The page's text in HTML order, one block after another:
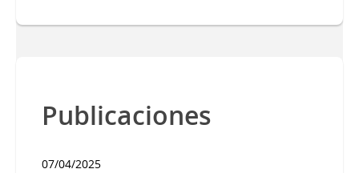
Publicaciones
07/04/2025